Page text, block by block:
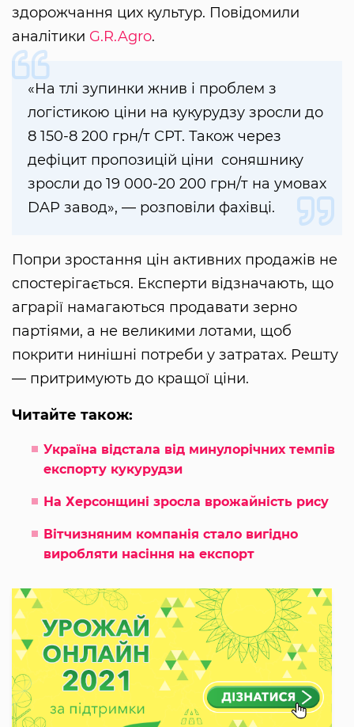
здорожчання цих культур. Повідомили
аналітики G.R.Agro.
«На тлі зупинки жнив і проблем з
логістикою ціни на кукурудзу зросли до
8 150-8 200 грн/т СРТ. Також через
дефіцит пропозицій ціни соняшнику
зросли до 19 000-20 200 грн/т на умовах
DAP завод», — розповіли фахівці.
Попри зростання цін активних продажів не
спостерігається. Експерти відзначають, що
аграрії намагаються продавати зерно
партіями, а не великими лотами, щоб
покрити нинішні потреби у затратах. Решту
— притримують до кращої ціни.
Читайте також:
Україна відстала від минулорічних темпів
експорту кукурудзи
На Херсонщині зросла врожайність рису
Вітчизняним компанія стало вигідно
виробляти насіння на експорт